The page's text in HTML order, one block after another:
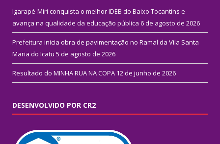
Igarapé-Miri conquista o melhor IDEB do Baixo Tocantins e
avança na qualidade da educação pública 6 de agosto de 2026
Prefeitura inicia obra de pavimentação no Ramal da Vila Santa
Maria do Icatu 5 de agosto de 2026
Resultado do MINHA RUA NA COPA 12 de junho de 2026
DESENVOLVIDO POR CR2